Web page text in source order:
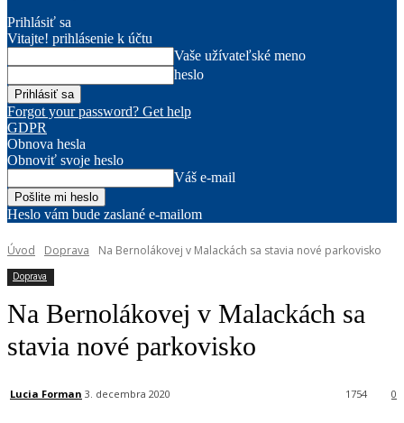
Prihlásiť sa
Vitajte! prihlásenie k účtu
Vaše užívateľské meno
heslo
Forgot your password? Get help
GDPR
Obnova hesla
Obnoviť svoje heslo
Váš e-mail
Heslo vám bude zaslané e-mailom
Úvod Doprava Na Bernolákovej v Malackách sa stavia nové parkovisko
Doprava
Na Bernolákovej v Malackách sa
stavia nové parkovisko
Lucia Forman 3. decembra 2020 0
1754